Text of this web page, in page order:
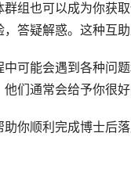
组也可以成为你获
答疑解惑。这种互
可能会遇到各种问
们通常会给予你很好
你顺利完成博士后